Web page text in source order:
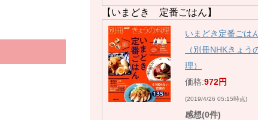
【いまどき 定番ごはん】
いまどき定番ごは
（別冊NHKきょう
理）
価格:972円
(2019/4/26 05:15時点)
感想(0件)